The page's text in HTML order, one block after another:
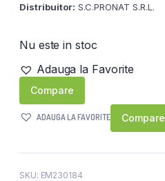
Distribuitor: S.C.PRONAT S.R.L.
Nu este in stoc
Adauga la Favorite
Compare
ADAUGA LA FAVORITE Compare
SKU: EM230184